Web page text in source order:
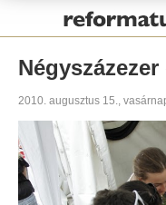
2010. augusztus 15.,